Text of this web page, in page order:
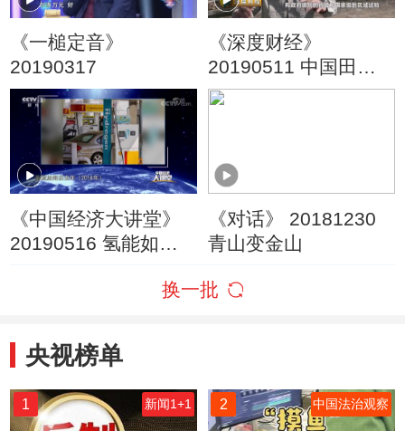
《一槌定音》
20190317
《深度财经》
20190511 中国田里
中国种
《中国经济大讲堂》
20190516 氢能如何
《对话》 20181230
青山变金山
换一批
央视榜单
1 新闻1+1 2 中国法治观察